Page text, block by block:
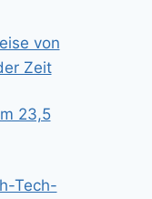
von
Zeit
23,5
Tech-